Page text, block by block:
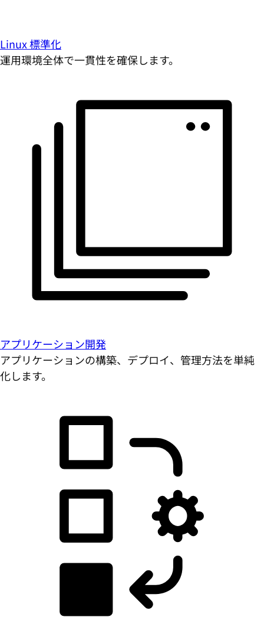
Linux 標準化
運用環境全体で一貫性を確保します。
アプリケーション開発
アプリケーションの構築、デプロイ、管理方法を単純
化します。